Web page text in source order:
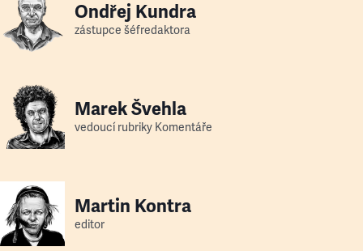
Ondřej Kundra
zástupce šéfredaktora
Marek Švehla
vedoucí rubriky Komentáře
Martin Kontra
editor